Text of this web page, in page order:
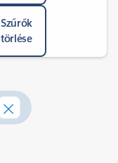
Szűrők
törlése